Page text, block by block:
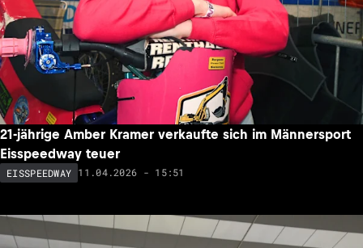
21-jährige Amber Kramer verkaufte sich im Männersport
Eisspeedway teuer
EISSPEEDWAY 11.04.2026 - 15:51